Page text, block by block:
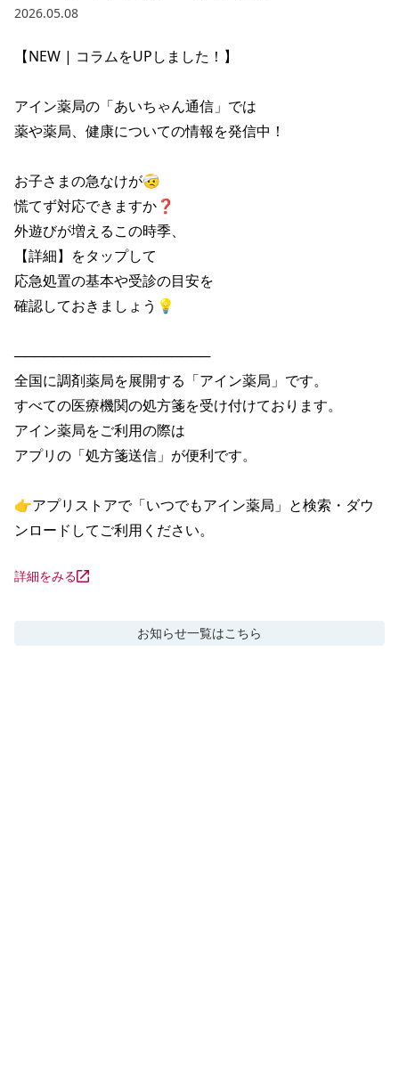
2026.05.08
【NEW | コラムをUPしました！】
アイン薬局の「あいちゃん通信」では
薬や薬局、健康についての情報を発信中！
お子さまの急なけが🤕
慌てず対応できますか❓
外遊びが増えるこの時季、
【詳細】をタップして
応急処置の基本や受診の目安を
確認しておきましょう💡
────────────────────
全国に調剤薬局を展開する「アイン薬局」です。
すべての医療機関の処方箋を受け付けております。
アイン薬局をご利用の際は
アプリの「処方箋送信」が便利です。
👉アプリストアで「いつでもアイン薬局」と検索・ダウ
ンロードしてご利用ください。
詳細をみる
お知らせ一覧はこちら